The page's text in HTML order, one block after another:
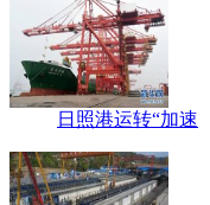
日照港运转“加速